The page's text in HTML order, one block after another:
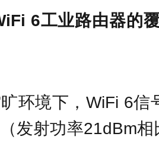
6工业路由器的
环境下，WiFi 6信
发射功率21dBm